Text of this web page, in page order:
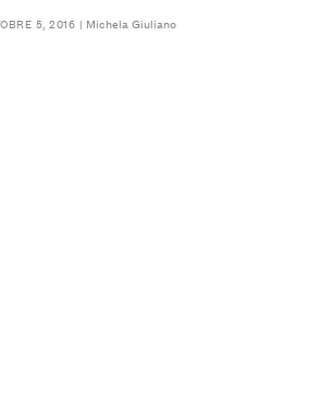
5, 2016 Michela Giuliano